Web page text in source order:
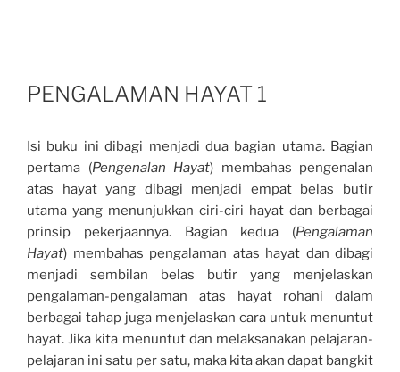
PENGALAMAN HAYAT 1
Isi buku ini dibagi menjadi dua bagian utama. Bagian
pertama (Pengenalan Hayat) membahas pengenalan
atas hayat yang dibagi men­jadi empat belas butir
utama yang menunjukkan ciri-ciri hayat dan berbagai
prinsip pekerjaannya. Bagian kedua (Pengalaman
Hayat) membahas pengalaman atas hayat dan dibagi
menjadi sembilan belas butir yang menjelaskan
pengalaman-pengalaman atas hayat rohani dalam
berbagai tahap juga menjelaskan cara untuk menuntut
hayat. Jika kita menuntut dan melaksanakan pelajaran-
pelajaran ini satu per satu, maka kita akan dapat bangkit